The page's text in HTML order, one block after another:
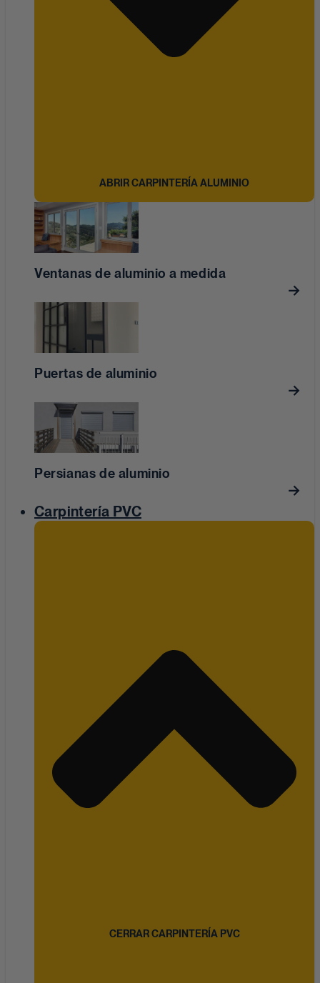
ABRIR CARPINTERÍA ALUMINIO
Ventanas de aluminio a medida
Puertas de aluminio
Persianas de aluminio
Carpintería PVC
CERRAR CARPINTERÍA PVC